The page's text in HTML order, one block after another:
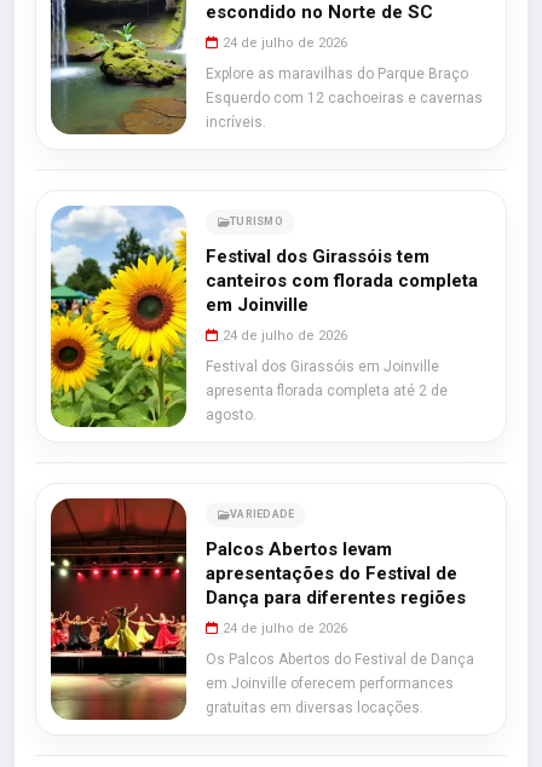
escondido no Norte de SC
24 de julho de 2026
Explore as maravilhas do Parque Braço
Esquerdo com 12 cachoeiras e cavernas
incríveis.
TURISMO
Festival dos Girassóis tem
canteiros com florada completa
em Joinville
24 de julho de 2026
Festival dos Girassóis em Joinville
apresenta florada completa até 2 de
agosto.
VARIEDADE
Palcos Abertos levam
apresentações do Festival de
Dança para diferentes regiões
24 de julho de 2026
Os Palcos Abertos do Festival de Dança
em Joinville oferecem performances
gratuitas em diversas locações.